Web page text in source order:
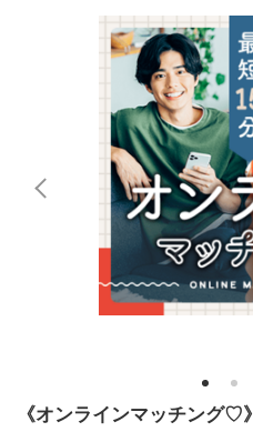
1 2
《オンラインマッチング♡》